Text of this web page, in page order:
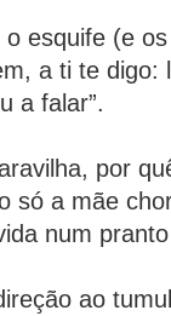
esquife (e
a ti te digo:
a falar”.
por
só a mãe
num
ao